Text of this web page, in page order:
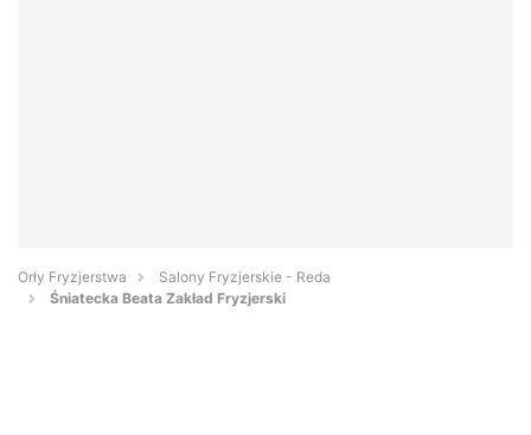
Orły Fryzjerstwa
Salony Fryzjerskie - Reda
Śniatecka Beata Zakład Fryzjerski